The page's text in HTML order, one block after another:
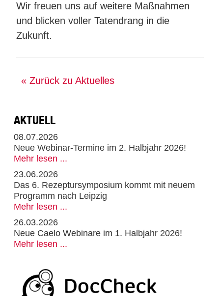
Wir freuen uns auf weitere Maßnahmen
und blicken voller Tatendrang in die
Zukunft.
« Zurück zu Aktuelles
AKTUELL
08.07.2026
Neue Webinar-Termine im 2. Halbjahr 2026!
Mehr lesen ...
23.06.2026
Das 6. Rezeptursymposium kommt mit neuem
Programm nach Leipzig
Mehr lesen ...
26.03.2026
Neue Caelo Webinare im 1. Halbjahr 2026!
Mehr lesen ...